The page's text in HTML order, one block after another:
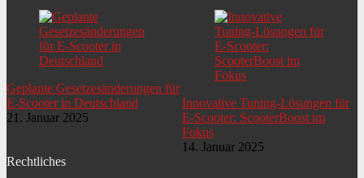
Geplante Gesetzesänderungen für
E-Scooter in Deutschland
21. Januar 2025
Innovative Tuning-Lösungen für
E-Scooter: ScooterBoost im
Fokus
14. Januar 2025
Rechtliches